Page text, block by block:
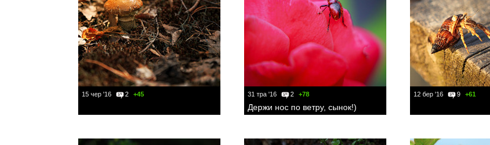
15 чер '16 2 +45 31 тра '16 2 +78
Держи нос по ветру, сынок!)
12 бер '16 9 +61